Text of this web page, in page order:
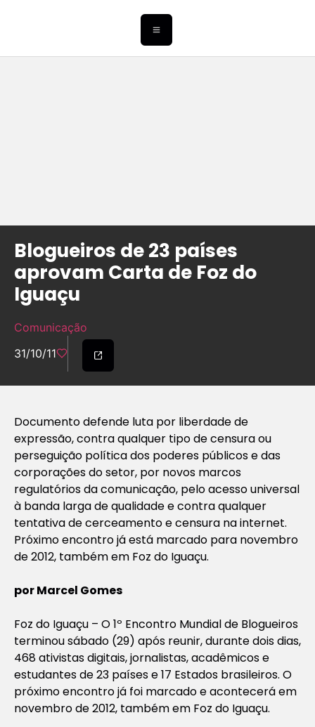
Blogueiros de 23 países
aprovam Carta de Foz do
Iguaçu
Comunicação
31/10/11
Documento defende luta por liberdade de
expressão, contra qualquer tipo de censura ou
perseguição política dos poderes públicos e das
corporações do setor, por novos marcos
regulatórios da comunicação, pelo acesso universal
à banda larga de qualidade e contra qualquer
tentativa de cerceamento e censura na internet.
Próximo encontro já está marcado para novembro
de 2012, também em Foz do Iguaçu.
por Marcel Gomes
Foz do Iguaçu – O 1º Encontro Mundial de Blogueiros
terminou sábado (29) após reunir, durante dois dias,
468 ativistas digitais, jornalistas, acadêmicos e
estudantes de 23 países e 17 Estados brasileiros. O
próximo encontro já foi marcado e acontecerá em
novembro de 2012, também em Foz do Iguaçu.